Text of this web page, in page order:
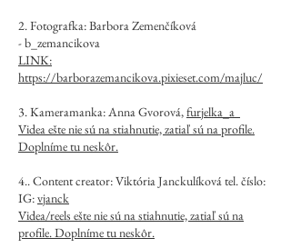
2. Fotografka: Barbora Zemenčíková
-b_zemancikova
LINK:
https://barborazemancikova.pixieset.com/majluc/
3. Kameramanka: Anna Gvorová,furjelka_a
Videa ešte nie sú na stiahnutie, zatiaľ sú na profile.
Doplníme tu neskôr.
4.. Content creator: Viktória Janckulíková tel. číslo:
IG:vjanck
Videa/reels ešte nie sú na stiahnutie, zatiaľ sú na
profile. Doplníme tu neskôr.